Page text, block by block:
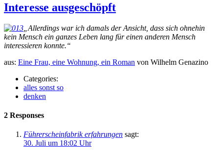
Interesse ausgeschöpft
„Allerdings war ich damals der Ansicht, dass sich ohnehin
kein Mensch ein ganzes Leben lang für einen anderen Mensch
interessieren konnte.“
aus: Eine Frau, eine Wohnung, ein Roman von Wilhelm Genazino
Categories:
alles sonst so
denken
2 Responses
Führerscheinfabrik erfahrungen sagt:
30. Juli um 18:02 Uhr